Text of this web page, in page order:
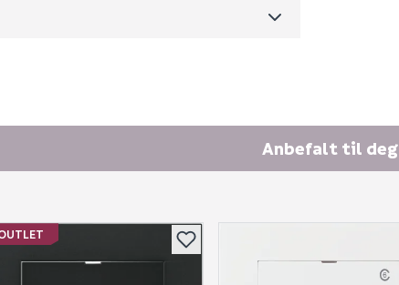
Anbefalt til deg